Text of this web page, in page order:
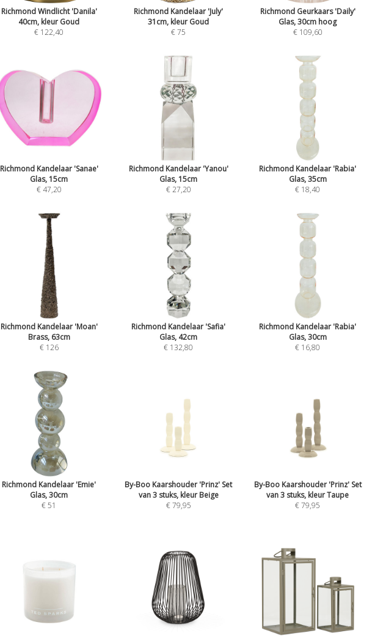
Richmond Windlicht 'Danila'
40cm, kleur Goud
€ 122,40
Richmond Kandelaar 'July'
31cm, kleur Goud
€ 75
Richmond Geurkaars 'Daily'
Glas, 30cm hoog
€ 109,60
Richmond Kandelaar 'Sanae'
Glas, 15cm
€ 47,20
Richmond Kandelaar 'Yanou'
Glas, 15cm
€ 27,20
Richmond Kandelaar 'Rabia'
Glas, 35cm
€ 18,40
Richmond Kandelaar 'Moan'
Brass, 63cm
€ 126
Richmond Kandelaar 'Safia'
Glas, 42cm
€ 132,80
Richmond Kandelaar 'Rabia'
Glas, 30cm
€ 16,80
Richmond Kandelaar 'Emie'
Glas, 30cm
€ 51
By-Boo Kaarshouder 'Prinz' Set
van 3 stuks, kleur Beige
€ 79,95
By-Boo Kaarshouder 'Prinz' Set
van 3 stuks, kleur Taupe
€ 79,95